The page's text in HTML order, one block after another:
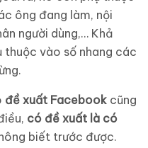
ông đang làm, nội
người dùng,… Khả
thuộc vào số nhang các
đề xuất Facebook cũng
có đề xuất là có
biết trước được.